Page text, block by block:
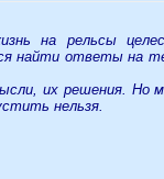
на рельсы
найти ответы на
их решения. Но
нельзя.